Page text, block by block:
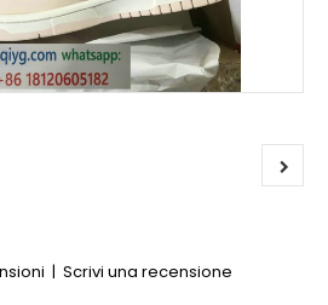
| Scrivi una recensione